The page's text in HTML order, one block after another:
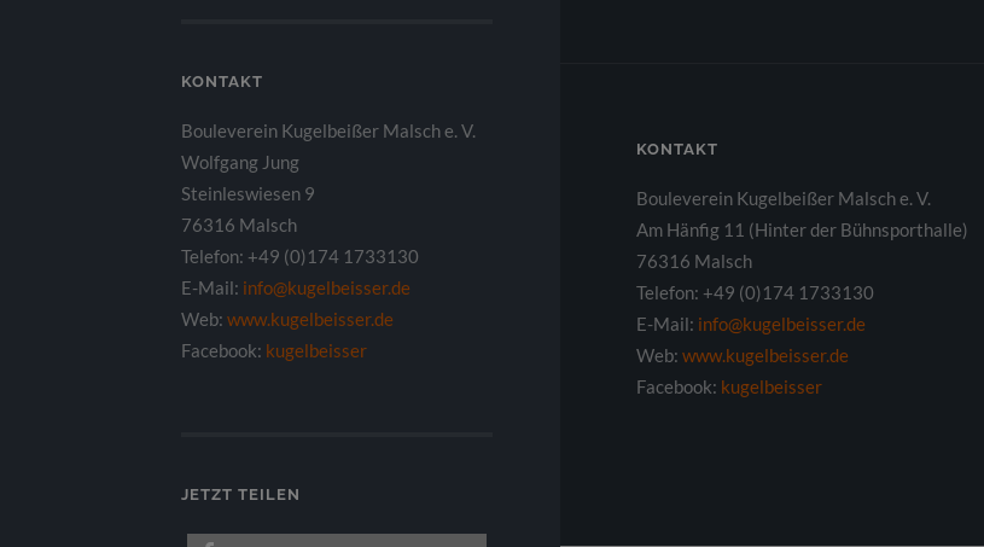
KONTAKT
Bouleverein Kugelbeißer Malsch e. V.
Wolfgang Jung
Steinleswiesen 9
76316 Malsch
Telefon: +49 (0)174 1733130
E-Mail: info@kugelbeisser.de
Web: www.kugelbeisser.de
Facebook: kugelbeisser
JETZT TEILEN
KONTAKT
Bouleverein Kugelbeißer Malsch e. V.
Am Hänfig 11 (Hinter der Bühnsporthalle)
76316 Malsch
Telefon: +49 (0)174 1733130
E-Mail: info@kugelbeisser.de
Web: www.kugelbeisser.de
Facebook: kugelbeisser